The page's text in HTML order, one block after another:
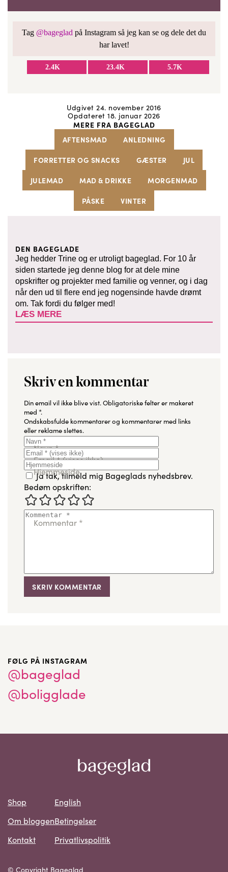
Tag @bageglad på Instagram så jeg kan se og dele det du
har lavet!
2.4K 23.4K 5.7K
Udgivet 24. november 2016
Opdateret 18. januar 2026
MERE FRA BAGEGLAD
AFTENSMAD
ANLEDNING
FORRETTER OG SNACKS
GÆSTER
JUL
JULEMAD
MAD & DRIKKE
MORGENMAD
PÅSKE
VINTER
DEN BAGEGLADE
Jeg hedder Trine og er utroligt bageglad. For 10 år
siden startede jeg denne blog for at dele mine
opskrifter og projekter med familie og venner, og i dag
når den ud til flere end jeg nogensinde havde drømt
om. Tak fordi du følger med!
LÆS MERE
Skriv en kommentar
Din email vil ikke blive vist. Obligatoriske felter er makeret
med *.
Ondskabsfulde kommentarer og kommentarer med links
eller reklame slettes.
Navn*
Email*(vises ikke)
Hjemmeside
Ja tak, tilmeld mig Bageglads nyhedsbrev.
Bedøm opskriften:
Kommentar *
FØLG PÅ INSTAGRAM
@bageglad
@boligglade
Shop
Om bloggen
Kontakt
English
Betingelser
Privatlivspolitik
© Copyright Bageglad